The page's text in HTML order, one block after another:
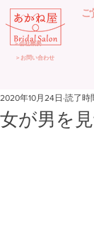
＞会社概要
＞お問い合わせ
女が男を
2020年10月24日 読了時